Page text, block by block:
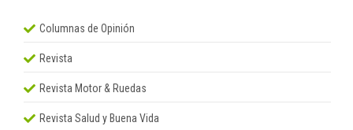
Columnas de Opinión
Revista
Revista Motor & Ruedas
Revista Salud y Buena Vida